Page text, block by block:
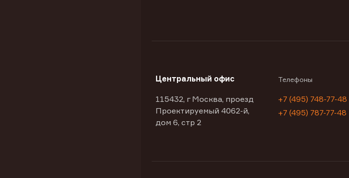
Центральный офис
115432, г Москва, проезд
Проектируемый 4062-й,
дом 6, стр 2
Телефоны
+7 (495) 748-77-48
+7 (495) 787-77-48